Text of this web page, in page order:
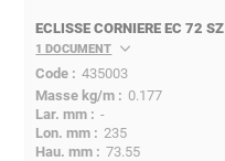
ECLISSE CORNIERE EC 72 SZ
1 DOCUMENT
435003
0.177
-
235
73.55